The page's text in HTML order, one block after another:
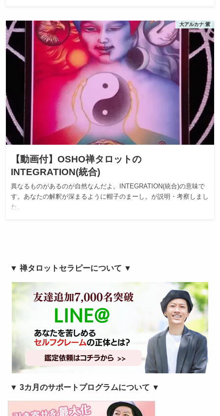
大アルカナ 紫
【動画付】OSHO禅タロットの
INTEGRATION(統合)
異なるものがあるのが自然なんだよ。INTEGRATION(統合)の意味で
す。あなたの解釈が深まるように帽子のまーし。が説明・考察しまし
た。
▼ 禅タロットセラピーについて ▼
▼ 3カ月のサポートプログラムについて ▼